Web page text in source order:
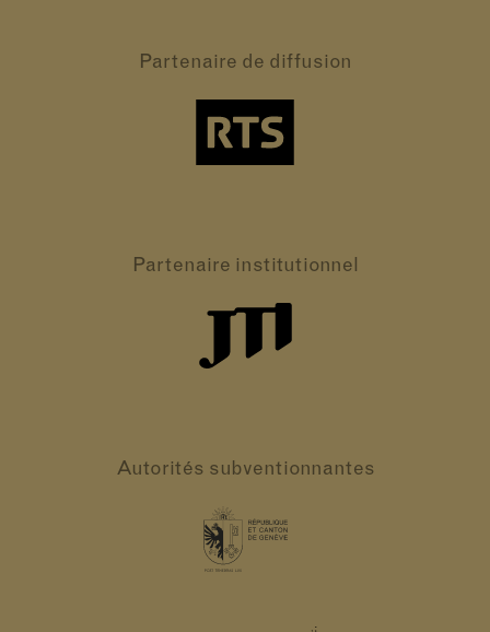
Partenaire de diffusion
Partenaire institutionnel
Autorités subventionnantes